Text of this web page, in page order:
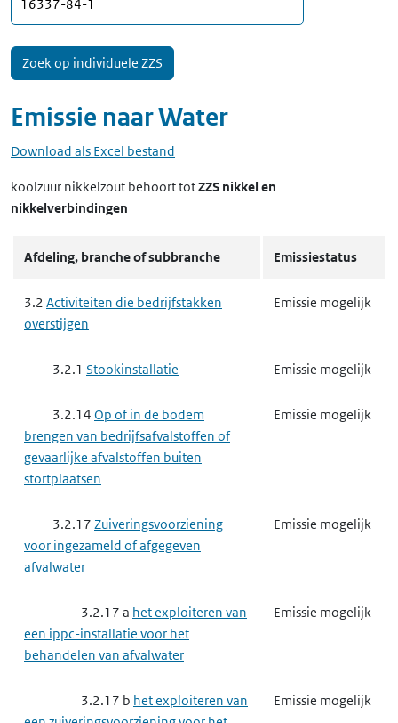
Emissie naarWater
Download als Excel bestand
koolzuur nikkelzout behoort totZZS nikkel en
nikkelverbindingen
Afdeling, branche of subbranche Emissiestatus
3.2 Activiteiten die bedrijfstakken
overstijgen
Emissie mogelijk
3.2.1 Stookinstallatie Emissie mogelijk
3.2.14 Op of in de bodem
brengen van bedrijfsafvalstoffen of
gevaarlijke afvalstoffen buiten
stortplaatsen
Emissie mogelijk
3.2.17 Zuiveringsvoorziening
voor ingezameld of afgegeven
afvalwater
Emissie mogelijk
3.2.17 a het exploiteren van
een ippc-installatie voor het
behandelen van afvalwater
Emissie mogelijk
3.2.17 b het exploiteren van
Emissie mogelijk